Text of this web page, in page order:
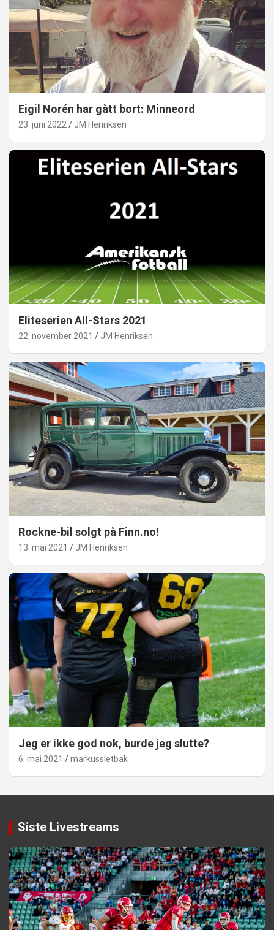
Eigil Norén har gått bort: Minneord
23. juni 2022 JM Henriksen
Eliteserien All-Stars 2021
22. november 2021 JM Henriksen
Rockne-bil solgt på Finn.no!
13. mai 2021 JM Henriksen
Jeg er ikke god nok, burde jeg slutte?
6. mai 2021 markussletbak
Siste Livestreams